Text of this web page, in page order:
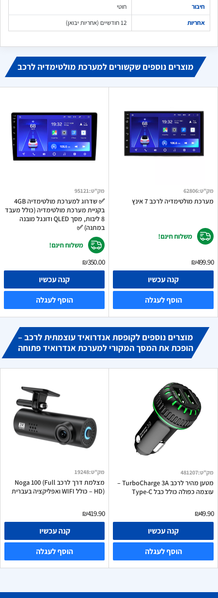
חיבור
חוטי
אחריות
12 חודשיים (אחריות יבואן)
שלח משוב
אבי כהן
הזמנתי מולטימדיה לרכב.. אין לי מילים, מהשירות האדיב, עד
להתקנה של יהודה המקצוען שהסביר לי כל פרט על המערכת.. עלה
על כל הציפיות שלי
מוצרים נוספים שקשורים למערכת מולטימדיה לרכב
מק"ט:
95121
✅ שדרוג למערכת מולטימדיה 4GB
בקניית מערכת מולטימדיה (כולל מעבד
8 ליבות, מסך QLED ודונגל מובנה
במתנה) ✅
משלוח חינם!
₪350.00
קנה עכשיו
הוסף לעגלה
מק"ט:
62806
מערכת מולטימדיה לרכב 7 אינץ
משלוח חינם!
₪499.90
קנה עכשיו
הוסף לעגלה
מוצרים נוספים לקופסת אנדרואיד עוצמתית לרכב –
הופכת את המסך המקורי למערכת אנדרואיד פתוחה
מק"ט:
481207
מטען מהיר לרכב TurboCharge 3A –
עוצמה כפולה כולל כבל Type-C
₪49.90
קנה עכשיו
הוסף לעגלה
מק"ט:
19248
מצלמת דרך לרכב Noga 100 (Full
HD) – כולל WIFI ואפליקציה בעברית
₪419.90
קנה עכשיו
הוסף לעגלה